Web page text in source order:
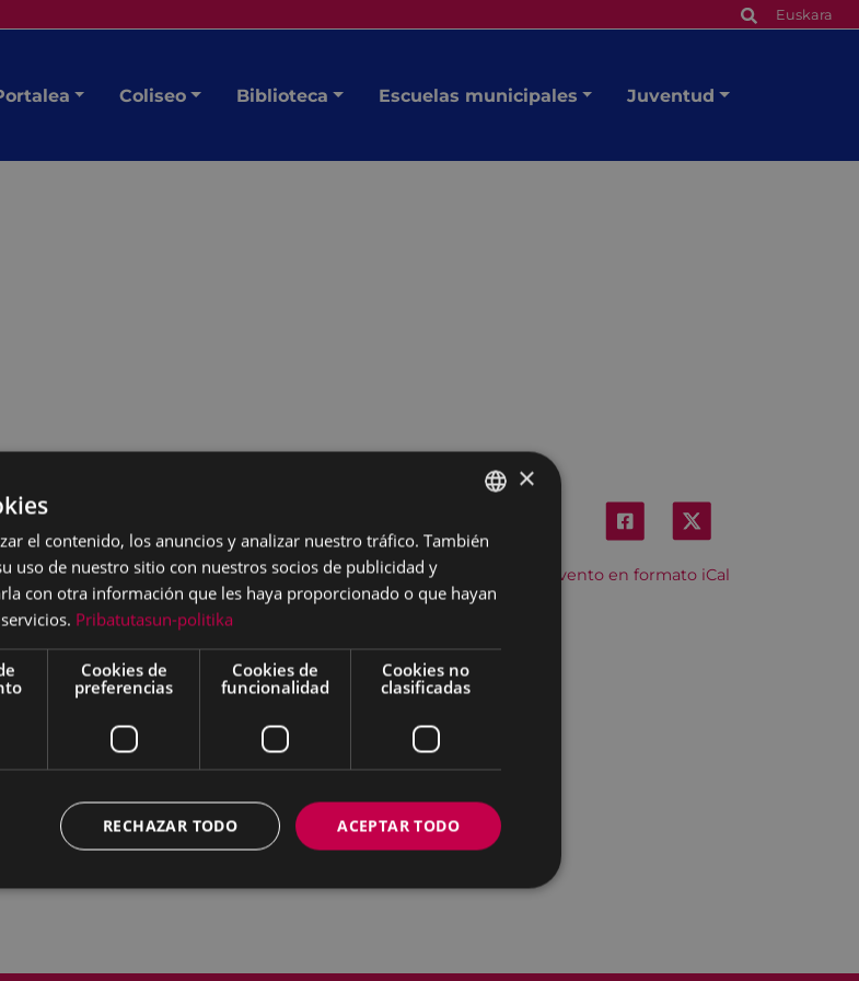
Euskara
Coliseo Biblioteca Escuelas municipales Juventud
Descargar el evento en formato iCal
BASQUE
×
el contenido, los anuncios y analizar nuestro tráfico. También
uso de nuestro sitio con nuestros socios de publicidad y
con otra información que les haya proporcionado o que hayan
Pribatutasun-politika
Cookies de
preferencias
Cookies de
funcionalidad
Cookies no
clasificadas
ACEPTAR TODO
RECHAZAR TODO